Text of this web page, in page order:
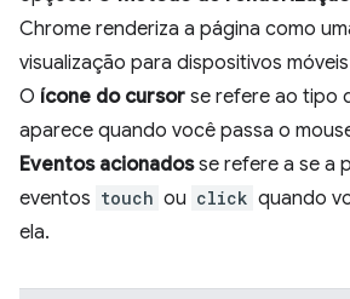
Chrome renderiza a página como
visualização para dispositivos
O ícone do cursor se refere ao tipo
aparece quando você passa o
Eventos acionadosse refere a se a
eventos touch ou click quando
ela.